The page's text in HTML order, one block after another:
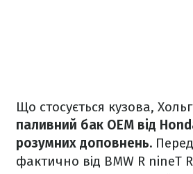
Що стосується кузова,
паливний бак OEM від
розумних доповнень.
фактично від BMW R nineT